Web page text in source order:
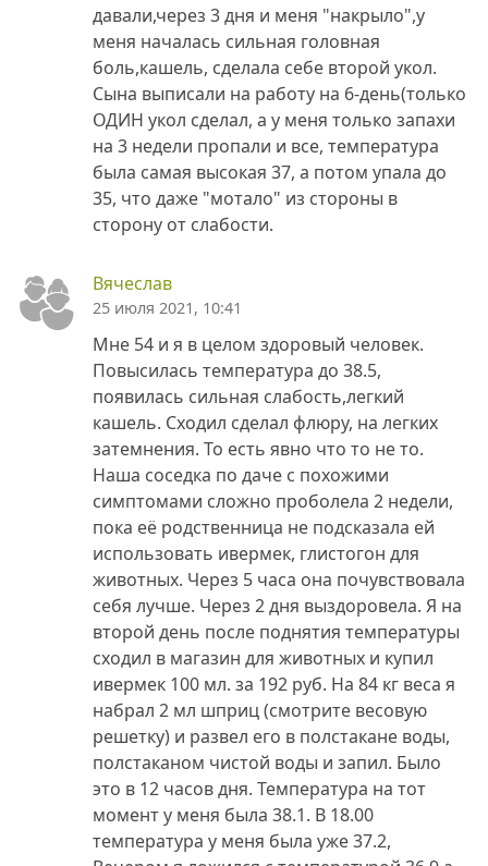
давали,через 3 дня и меня "накрыло",у
меня началась сильная головная
боль,кашель, сделала себе второй укол.
Сына выписали на работу на 6-день(только
ОДИН укол сделал, а у меня только запахи
на 3 недели пропали и все, температура
была самая высокая 37, а потом упала до
35, что даже "мотало" из стороны в
сторону от слабости.
Вячеслав
25 июля 2021, 10:41
Мне 54 и я в целом здоровый человек.
Повысилась температура до 38.5,
появилась сильная слабость,легкий
кашель. Сходил сделал флюру, на легких
затемнения. То есть явно что то не то.
Наша соседка по даче с похожими
симптомами сложно проболела 2 недели,
пока её родственница не подсказала ей
использовать ивермек, глистогон для
животных. Через 5 часа она почувствовала
себя лучше. Через 2 дня выздоровела. Я на
второй день после поднятия температуры
сходил в магазин для животных и купил
ивермек 100 мл. за 192 руб. На 84 кг веса я
набрал 2 мл шприц (смотрите весовую
решетку) и развел его в полстакане воды,
полстаканом чистой воды и запил. Было
это в 12 часов дня. Температура на тот
момент у меня была 38.1. В 18.00
температура у меня была уже 37.2,